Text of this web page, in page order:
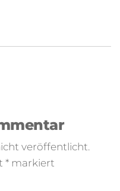
veröffentlicht.
* markiert